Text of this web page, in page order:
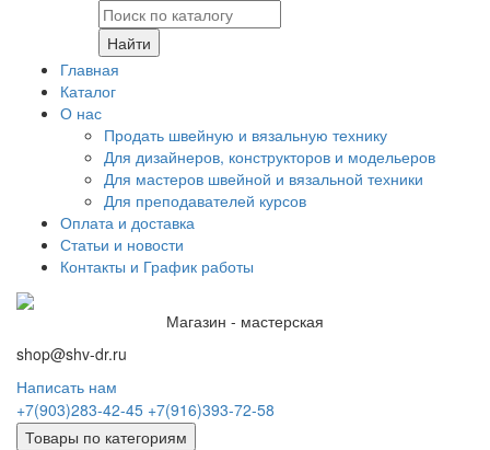
Найти
Главная
Каталог
О нас
Продать швейную и вязальную технику
Для дизайнеров, конструкторов и модельеров
Для мастеров швейной и вязальной техники
Для преподавателей курсов
Оплата и доставка
Статьи и новости
Контакты и График работы
Магазин - мастерская
shop@shv-dr.ru
Написать нам
+7(903)283-42-45 +7(916)393-72-58
Товары по категориям